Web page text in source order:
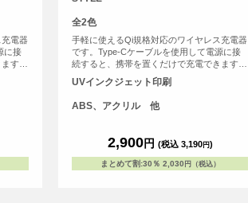
電器
に接
す。
クリ
し
全2色
手軽に使えるQi規格対応のワイヤレス充電器
です。Type-Cケーブルを使用して電源に接
続すると、携帯を置くだけで充電できます。
一部外側にアクリルを使用したことで、光が
反射しやすく充電中には青いランプがきれい
に点灯するため、置いているだけで存在感が
あります。カラーはベーシックでお使いいた
気軽に楽しむことができるためイベントの記
念品やお店のオリジナルノベルティとしても
喜ばれるアイテムです。
UVインクジェット印刷
ABS、アクリル 他
2,900円 (税込 3,190円)
まとめて割:30％ 2,030 円（税込）